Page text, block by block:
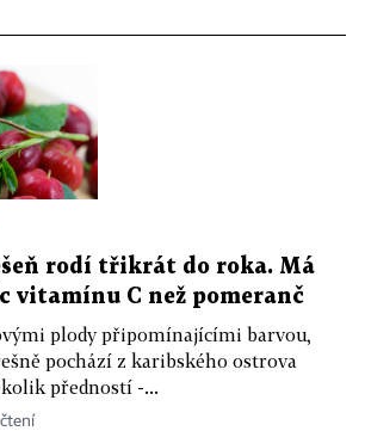
rodí třikrát do roka. Má
vitamínu C než pomeranč
plody připomínajícími barvou,
pochází z karibského ostrova
předností -...